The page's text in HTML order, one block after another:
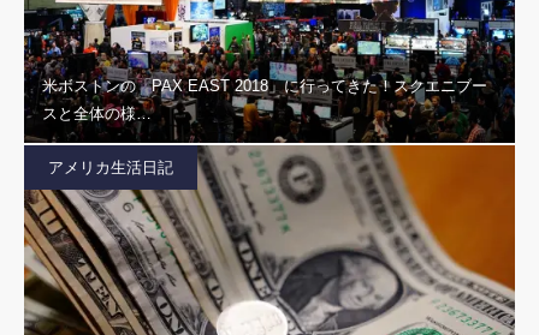
米ボストンの「PAX EAST 2018」に行ってきた！スクエニブー
スと全体の様…
アメリカ生活日記